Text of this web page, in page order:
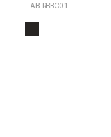
AB-RBBC01